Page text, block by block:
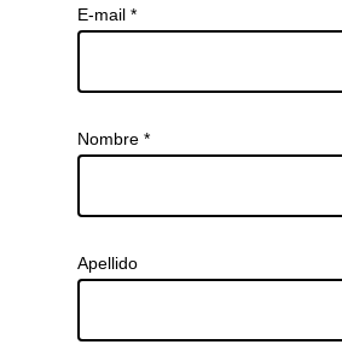
E-mail *
Nombre *
Apellido